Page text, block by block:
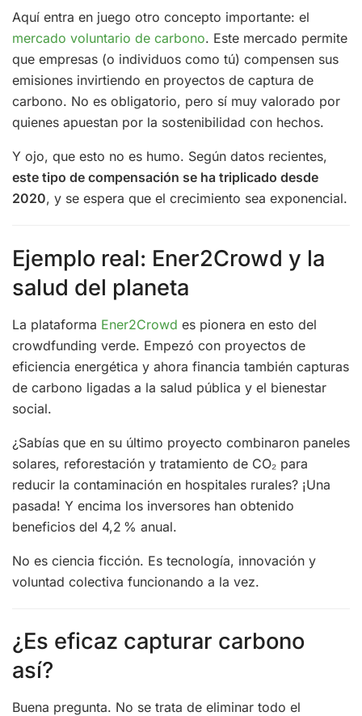
Aquí entra en juego otro concepto importante: el
mercado voluntario de carbono. Este mercado permite
que empresas (o individuos como tú) compensen sus
emisiones invirtiendo en proyectos de captura de
carbono. No es obligatorio, pero sí muy valorado por
quienes apuestan por la sostenibilidad con hechos.
Y ojo, que esto no es humo. Según datos recientes,
este tipo de compensación se ha triplicado desde
2020, y se espera que el crecimiento sea exponencial.
Ejemplo real: Ener2Crowd y la
salud del planeta
La plataforma Ener2Crowd es pionera en esto del
crowdfunding verde. Empezó con proyectos de
eficiencia energética y ahora financia también capturas
de carbono ligadas a la salud pública y el bienestar
social.
¿Sabías que en su último proyecto combinaron paneles
solares, reforestación y tratamiento de CO₂ para
reducir la contaminación en hospitales rurales? ¡Una
pasada! Y encima los inversores han obtenido
beneficios del 4,2 % anual.
No es ciencia ficción. Es tecnología, innovación y
voluntad colectiva funcionando a la vez.
¿Es eficaz capturar carbono
así?
Buena pregunta. No se trata de eliminar todo el